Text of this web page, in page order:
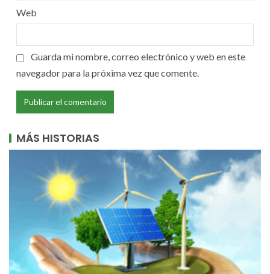
Web
Guarda mi nombre, correo electrónico y web en este
navegador para la próxima vez que comente.
MÁS HISTORIAS